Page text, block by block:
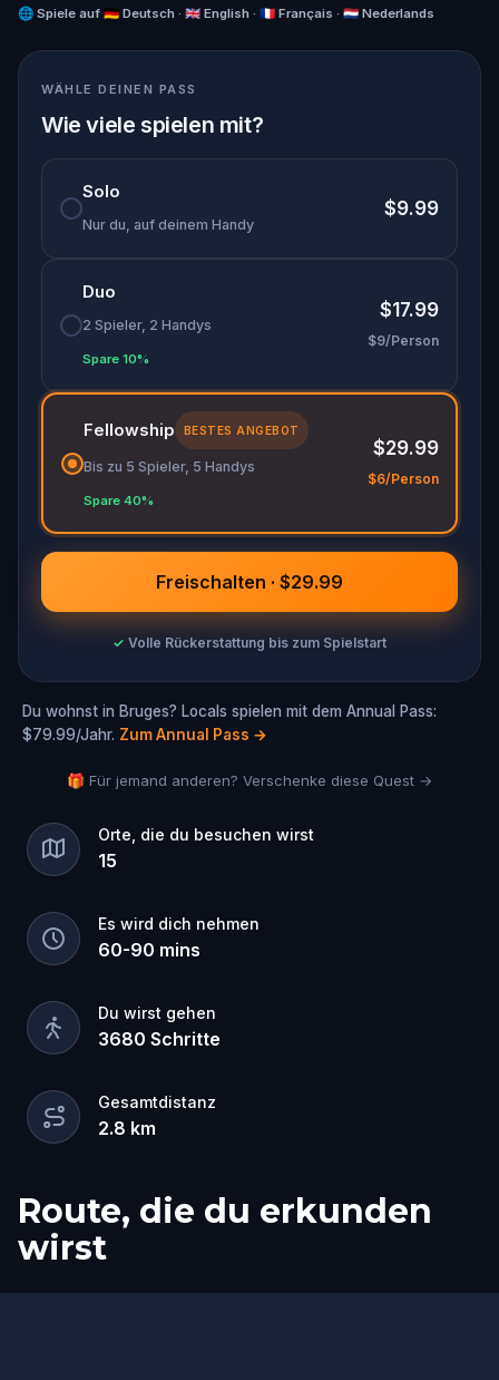
Erinnerungen, verborgenen Orten und hoffentlich
Dies ist nicht nur ein Spaziergang durch eine
wunderschöne Stadt; es ist eine Reise durch
deine Vergangenheit, deine Reue und deine
Hoffnungen. Löse reale Rätsel, entdecke
charmante Ecken mit jemandem, den du liebst,
und finde wieder, was wirklich zählt. Die Liebe hat
dich hierher gebracht. Wird sie euch wieder
zusammenbringen?
🌐 Spiele auf 🇩🇪 Deutsch · 🇬🇧 English · 🇫🇷 Français · 🇳🇱 Nederlands
WÄHLE DEINEN PASS
Wie viele spielen mit?
Solo
Nur du, auf deinem Handy
$9.99
Duo
2 Spieler, 2 Handys
Spare 10%
$17.99
$9/Person
Fellowship BESTES ANGEBOT
Bis zu 5 Spieler, 5 Handys
Spare 40%
$29.99
$6/Person
Freischalten · $29.99
✓ Volle Rückerstattung bis zum Spielstart
Du wohnst in Bruges? Locals spielen mit dem Annual Pass:
$79.99/Jahr. Zum Annual Pass →
🎁 Für jemand anderen? Verschenke diese Quest →
Orte, die du besuchen wirst
15
Es wird dich nehmen
60-90 mins
Du wirst gehen
3680 Schritte
Gesamtdistanz
2.8 km
Route, die du erkunden
wirst
Start
Ziel